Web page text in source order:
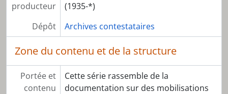
producteur
(1935-*)
Dépôt
Archives contestataires
Zone du contenu et de la structure
Portée et
contenu
Cette série rassemble de la
documentation sur des mobilisations